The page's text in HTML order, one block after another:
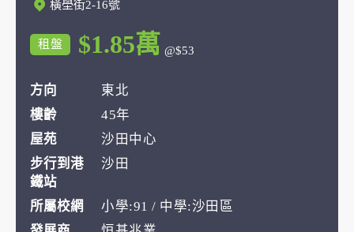
橫壆街2-16號
租盤 $1.85萬 @$53
方向
東北
樓齡
45年
屋苑
沙田中心
步行到港
鐵站
沙田
所屬校網
小學:91 / 中學:沙田區